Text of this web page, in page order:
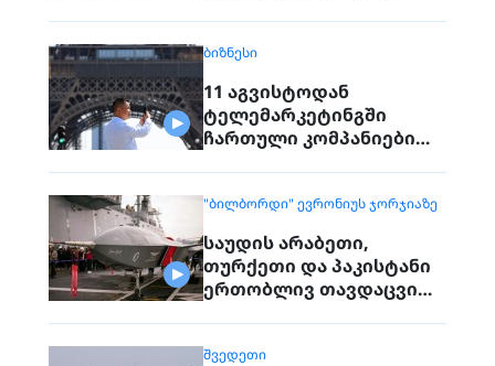
გაქრა თურანული ვეფხვი
ᲑᲘᲖᲜᲔᲡᲘ
11 აგვისტოდან
ტელემარკეტინგში
ჩართული კომპანიები
მოქალაქეებს
"ᲑᲘᲚᲑᲝᲠᲓᲘ" ᲔᲕᲠᲝᲜᲘᲣᲡ ᲯᲝᲠᲯᲘᲐᲖᲔ
საუდის არაბეთი,
თურქეთი და პაკისტანი
ერთობლივ თავდაცვით
ᲨᲕᲔᲓᲔᲗᲘ